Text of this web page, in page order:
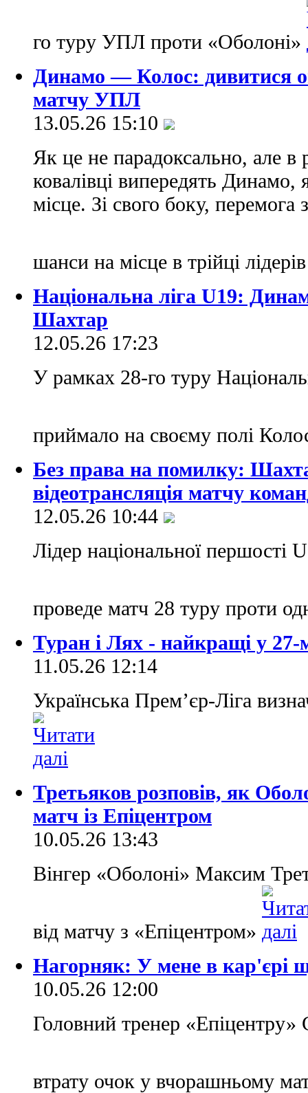
го туру УПЛ проти «Оболоні»
Динамо — Колос: дивитися
матчу УПЛ
13.05.26 15:10
Як це не парадоксально, але в
ковалівцi випередять
місце. Зі свого боку,
шанси на місце в трійці
Національна ліга U19:
Шахтар
12.05.26 17:23
У рамках 28-го туру
приймало на своєму полі
Без права на помилку:
відеотрансляція матчу
12.05.26 10:44
Лідер національної першості
проведе матч 28 туру проти
Туран і Лях - найкращі у
11.05.26 12:14
Українська Прем’єр-Ліга
Третьяков розповів, як
матч із Епіцентром
10.05.26 13:43
Вінгер «Оболоні» Максим
від матчу з «Епіцентром»
Нагорняк: У мене в кар'єрі
10.05.26 12:00
Головний тренер
втрату очок у вчорашньому